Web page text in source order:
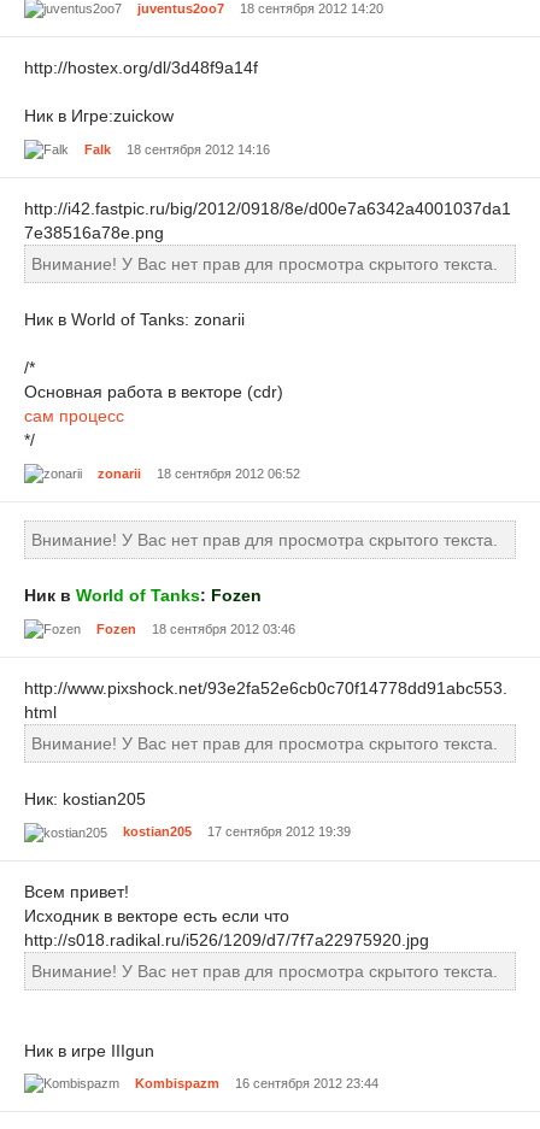
juventus2oo7 18 сентября 2012 14:20
http://hostex.org/dl/3d48f9a14f
Ник в Игре:zuickow
Falk 18 сентября 2012 14:16
http://i42.fastpic.ru/big/2012/0918/8e/d00e7a6342a4001037da1
7e38516a78e.png
Внимание! У Вас нет прав для просмотра скрытого текста.
Ник в World of Tanks: zonarii
/*
Основная работа в векторе (cdr)
сам процесс
*/
zonarii 18 сентября 2012 06:52
Внимание! У Вас нет прав для просмотра скрытого текста.
Ник в World of Tanks: Fozen
Fozen 18 сентября 2012 03:46
http://www.pixshock.net/93e2fa52e6cb0c70f14778dd91abc553.
html
Внимание! У Вас нет прав для просмотра скрытого текста.
Ник: kostian205
kostian205 17 сентября 2012 19:39
Всем привет!
Исходник в векторе есть если что
http://s018.radikal.ru/i526/1209/d7/7f7a22975920.jpg
Внимание! У Вас нет прав для просмотра скрытого текста.
Ник в игре IIIgun
Kombispazm 16 сентября 2012 23:44